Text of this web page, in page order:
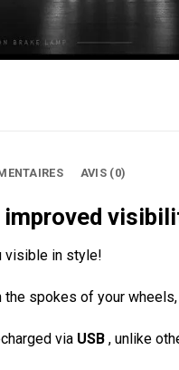
AVIS (0)
improved
visible in style!
spokes of your
via USB , unlike